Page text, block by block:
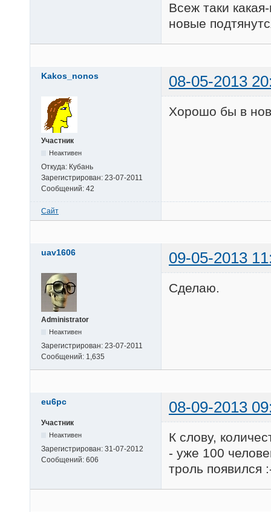
Всеж таки
новые
Kakos_nonos 08-05-2013
Участник
Неактивен
Откуда: Кубань
Зарегистрирован: 23-07-2011
Сообщений: 42
Хорошо бы в
Сайт
uav1606 09-05-2013
Administrator
Неактивен
Зарегистрирован: 23-07-2011
Сообщений: 1,635
Сделаю.
eu6pc 08-09-2013
Участник
Неактивен
Зарегистрирован: 31-07-2012
Сообщений: 606
К слову,
- уже 100
троль появился